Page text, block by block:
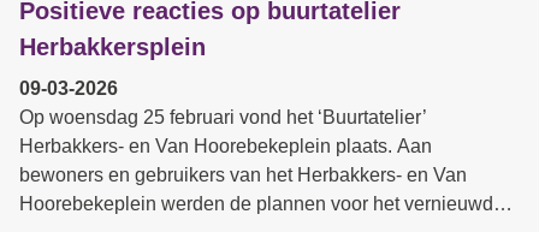
Positieve reacties op buurtatelier
Herbakkersplein
09-03-2026
Op woensdag 25 februari vond het ‘Buurtatelier’
Herbakkers- en Van Hoorebekeplein plaats. Aan
bewoners en gebruikers van het Herbakkers- en Van
Hoorebekeplein werden de plannen voor het vernieuwde